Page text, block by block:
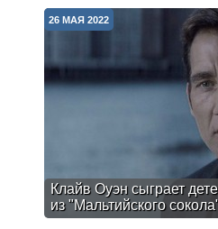
Клайв Оуэн сыграет
из "Мальтийского
26 МАЯ 2022